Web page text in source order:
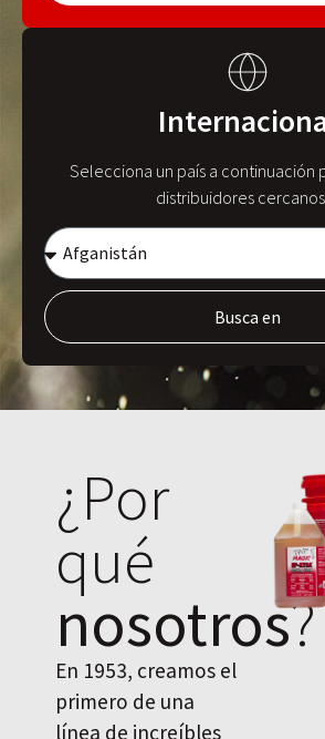
Selecciona un país a continuación
distribuidores
Busca en
¿Por
qué
nosotros?
En 1953, creamos el
primero de una
línea de increíbles